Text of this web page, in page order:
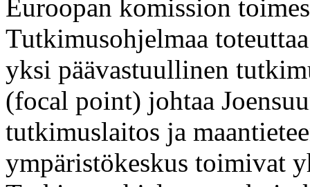
Euroopan komission
Tutkimusohjelmaa
yksi päävastuullinen
(focal point) johtaa
tutkimuslaitos ja
ympäristökeskus toimivat